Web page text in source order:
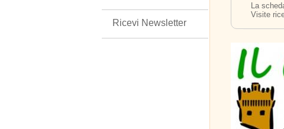
La
Visite
Ricevi Newsletter